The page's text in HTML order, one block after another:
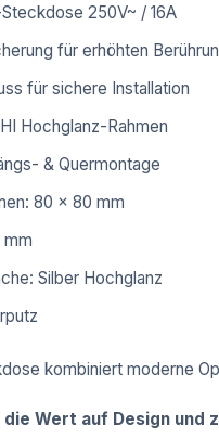
250V~ / 16A
für erhöhten
für sichere Installation
Hochglanz-Rahmen
& Quermontage
80 × 80 mm
mm
Silber Hochglanz
kombiniert moderne
Wert auf Design und